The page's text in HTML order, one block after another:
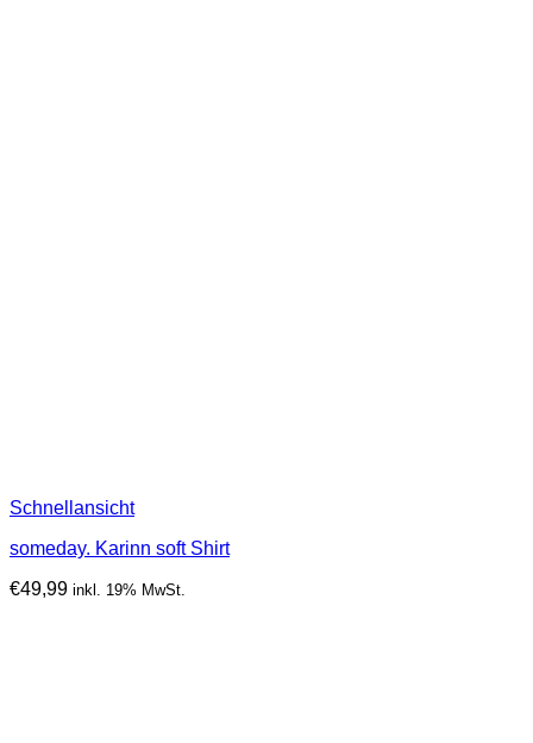
Schnellansicht
someday. Karinn soft Shirt
€49,99 inkl. 19% MwSt.